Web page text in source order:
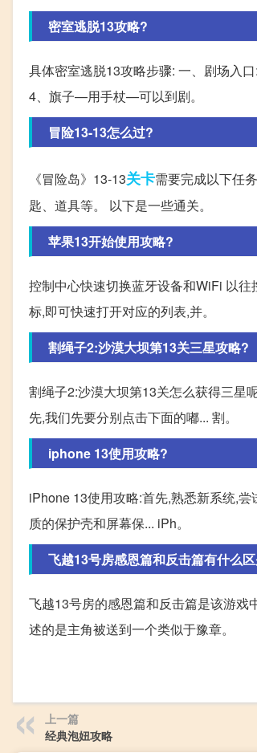
密室逃脱13攻略?
具体密室逃脱13攻略步骤: 一、剧场入
4、旗子—用手杖—可以到剧。
冒险13-13怎么过?
《冒险岛》13-13关卡需要完成以下任
匙、道具等。 以下是一些通关。
苹果13开始使用攻略?
控制中心快速切换蓝牙设备和WiFi 以
标,即可快速打开对应的列表,并。
割绳子2:沙漠大坝第13关三星攻略?
割绳子2:沙漠大坝第13关怎么获得三星
先,我们先要分别点击下面的嘟... 割。
iphone 13使用攻略?
iPhone 13使用攻略:首先,熟悉新系统,
质的保护壳和屏幕保... iPh。
飞越13号房感恩篇和反击篇有什么
飞越13号房的感恩篇和反击篇是该游戏
述的是主角被送到一个类似于豫章。
上一篇
经典泡妞攻略